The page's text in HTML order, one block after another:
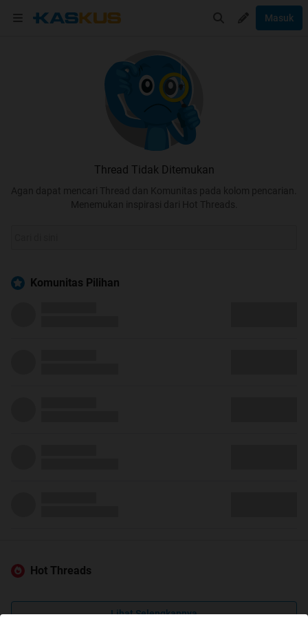
Masuk
Thread Tidak Ditemukan
Agan dapat mencari Thread dan Komunitas pada kolom pencarian.
Menemukan inspirasi dari Hot Threads.
Komunitas Pilihan
Hot Threads
Lihat Selengkapnya